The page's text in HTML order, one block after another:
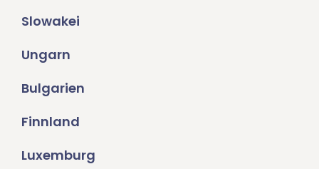
Slowakei
Ungarn
Bulgarien
Finnland
Luxemburg